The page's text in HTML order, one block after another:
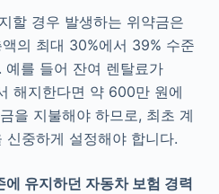
할 경우 발생하는 위약금은
의 최대 30%에서 39% 수준
예를 들어 잔여 렌탈료가
해지한다면 약 600만 원에
을 지불해야 하므로, 최초 계
중하게 설정해야 합니다.
유지하던 자동차 보험 경력